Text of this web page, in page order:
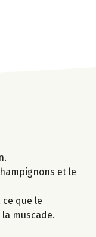
et le
que le
muscade.